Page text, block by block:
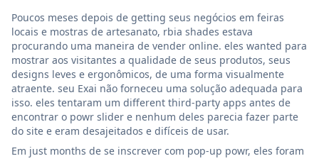
Poucos meses depois de getting seus negócios em feiras
locais e mostras de artesanato, rbia shades estava
procurando uma maneira de vender online. eles wanted para
mostrar aos visitantes a qualidade de seus produtos, seus
designs leves e ergonômicos, de uma forma visualmente
atraente. seu Exai não forneceu uma solução adequada para
isso. eles tentaram um different third-party apps antes de
encontrar o powr slider e nenhum deles parecia fazer parte
do site e eram desajeitados e difíceis de usar.
Em just months de se inscrever com pop-up powr, eles foram